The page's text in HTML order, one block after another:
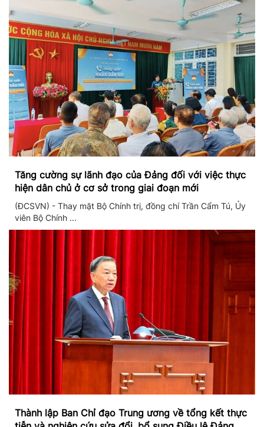
Tăng cường sự lãnh đạo của Đảng đối với việc thực
hiện dân chủ ở cơ sở trong giai đoạn mới
(ĐCSVN) - Thay mặt Bộ Chính trị, đồng chí Trần Cẩm Tú, Ủy
viên Bộ Chính ...
Thành lập Ban Chỉ đạo Trung ương về tổng kết thực